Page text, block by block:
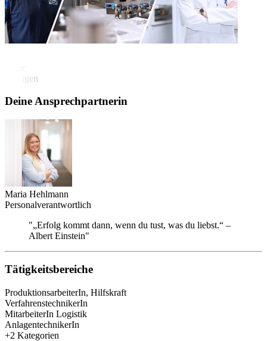
anzeigen
Deine Ansprechpartnerin
Maria Hehlmann
Personalverantwortlich
"„Erfolg kommt dann, wenn du tust, was du liebst.“ –
Albert Einstein"
Tätigkeitsbereiche
ProduktionsarbeiterIn, Hilfskraft
VerfahrenstechnikerIn
MitarbeiterIn Logistik
AnlagentechnikerIn
+2 Kategorien